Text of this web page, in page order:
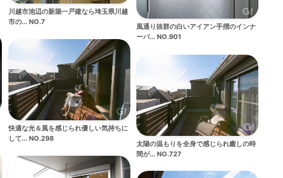
風通り抜群の白いアイアン手摺のインナ
ーバ... NO.901
川越市池辺の新築一戸建なら埼玉県川越
市の... NO.7
快適な光＆風を感じられ優しい気持ちに
して... NO.298
太陽の温もりを全身で感じられ癒しの時
間が... NO.727